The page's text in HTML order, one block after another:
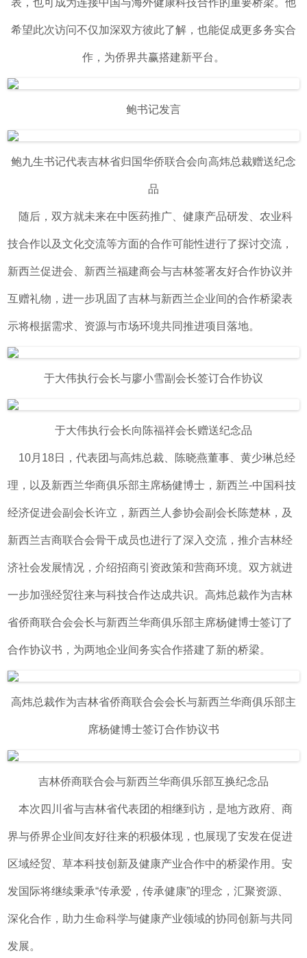
希望此次访问不仅加深双方彼此了解，也能促成更多务实合
作，为侨界共赢搭建新平台。
鲍书记发言
鲍九生书记代表吉林省归国华侨联合会向高炜总裁赠送纪念
品
随后，双方就未来在中医药推广、健康产品研发、农业科
技合作以及文化交流等方面的合作可能性进行了探讨交流，
新西兰促进会、新西兰福建商会与吉林签署友好合作协议并
互赠礼物，进一步巩固了吉林与新西兰企业间的合作桥梁表
示将根据需求、资源与市场环境共同推进项目落地。
于大伟执行会长与廖小雪副会长签订合作协议
于大伟执行会长向陈福祥会长赠送纪念品
10月18日，代表团与高炜总裁、陈晓燕董事、黄少琳总经
理，以及新西兰华商俱乐部主席杨健博士，新西兰-中国科技
经济促进会副会长许立，新西兰人参协会副会长陈楚林，及
新西兰吉商联合会骨干成员也进行了深入交流，推介吉林经
济社会发展情况，介绍招商引资政策和营商环境。双方就进
一步加强经贸往来与科技合作达成共识。高炜总裁作为吉林
省侨商联合会会长与新西兰华商俱乐部主席杨健博士签订了
合作协议书，为两地企业间务实合作搭建了新的桥梁。
高炜总裁作为吉林省侨商联合会会长与新西兰华商俱乐部主
席杨健博士签订合作协议书
吉林侨商联合会与新西兰华商俱乐部互换纪念品
本次四川省与吉林省代表团的相继到访，是地方政府、商
界与侨界企业间友好往来的积极体现，也展现了安发在促进
区域经贸、草本科技创新及健康产业合作中的桥梁作用。安
发国际将继续秉承“传承爱，传承健康”的理念，汇聚资源、
深化合作，助力生命科学与健康产业领域的协同创新与共同
发展。